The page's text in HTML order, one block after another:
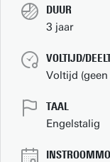
DUUR
3 jaar
VOLTIJD/
Voltijd
TAAL
Engelstalig